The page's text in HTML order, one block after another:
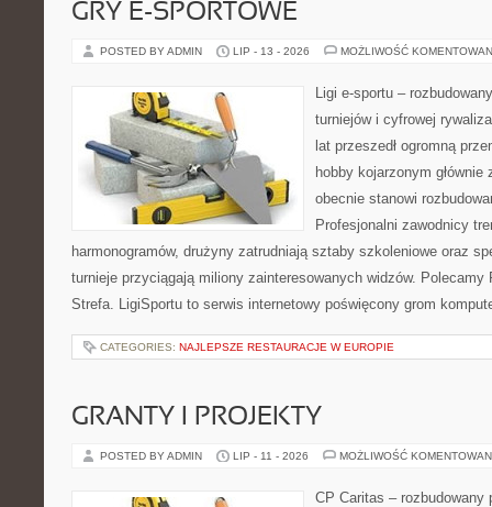
GRY E-SPORTOWE
POSTED BY ADMIN LIP - 13 - 2026 MOŻLIWOŚĆ
Ligi e-sportu –
turniejów i cyfrowej
lat przeszedł ogromną
hobby kojarzonym
obecnie stanowi
Profesjonalni zawodnicy
harmonogramów, drużyny zatrudniają sztaby szkoleniowe oraz
turnieje przyciągają miliony zainteresowanych widzów.
Strefa. LigiSportu to serwis internetowy poświęcony grom
CATEGORIES: NAJLEPSZE RESTAURACJE W EUROPIE
GRANTY I PROJEKTY
POSTED BY ADMIN LIP - 11 - 2026 MOŻLIWOŚĆ
CP Caritas – rozbudowany